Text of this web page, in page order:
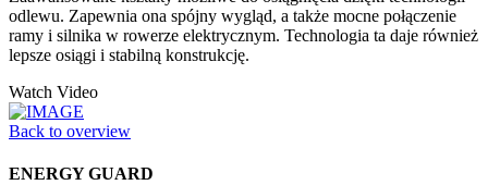
odlewu. Zapewnia ona spójny wygląd, a także mocne połączenie
ramy i silnika w rowerze elektrycznym. Technologia ta daje również
lepsze osiągi i stabilną konstrukcję.
Watch Video
Back to overview
ENERGY GUARD